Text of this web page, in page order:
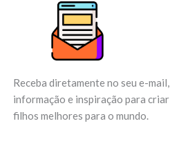
Receba diretamente no seu e-mail,
informação e inspiração para criar
filhos melhores para o mundo.